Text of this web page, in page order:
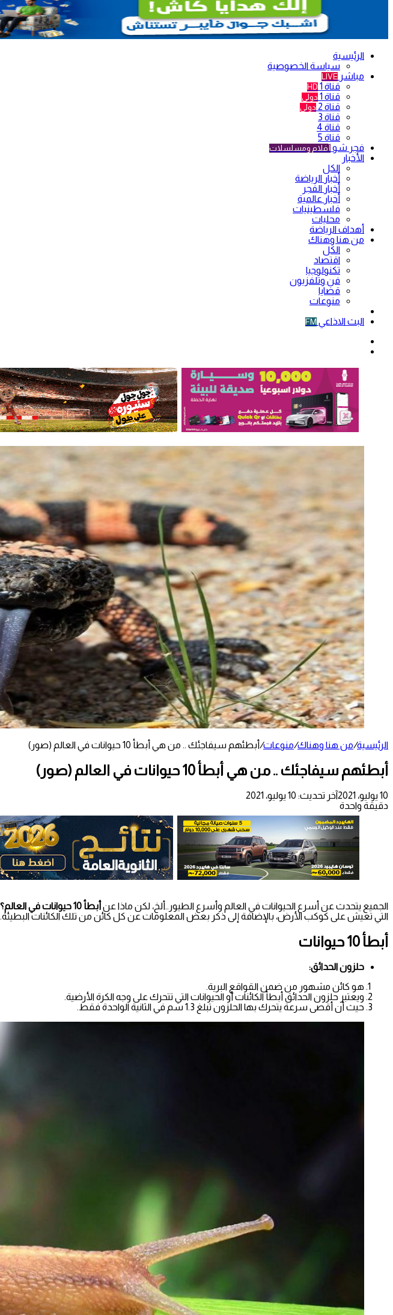
الرئيسية
سياسة الخصوصية
مباشر LIVE
قناة 1 HD
قناة 1 دولي
قناة 2 دولي
قناة 3
قناة 4
قناة 5
فجر شو أفلام ومسلسلات
الأخبار
الكل
أخبار الرياضة
أخبار الفجر
أخبار عالمية
فلسطينيات
محليات
أهداف الرياضة
من هنا وهناك
الكل
اقتصاد
تكنولوجيا
فن وتلفزيون
قضايا
منوعات
البث الاذاعي FM
الرئيسية/من هنا وهناك/منوعات/أبطئهم سيفاجئك .. من هي أبطأ 10 حيوانات في العالم (صور)
أبطئهم سيفاجئك .. من هي أبطأ 10 حيوانات في العالم (صور)
10 يوليو، 2021
آخر تحديث: 10 يوليو، 2021
دقيقة واحدة
الجميع يتحدث عن أسرع الحيوانات في العالم وأسرع الطيور..ألخ، لكن ماذا عنأبطأ 10 حيوانات في العالم؟
التي تعيش على كوكب الأرض، بالإضافة إلى ذكر بعض المعلومات عن كل كائن من تلك الكائنات البطيئة.
أبطأ 10 حيوانات
حلزون الحدائق:
هو كائن مشهور من ضمن القواقع البرية.
ويعتبر حلزون الحدائق أبطأ الكائنات أو الحيوانات التي تتحرك على وجه الكرة الأرضية.
حيث أن أقصى سرعة يتحرك بها الحلزون تبلغ 1.3 سم في الثانية الواحدة فقط.